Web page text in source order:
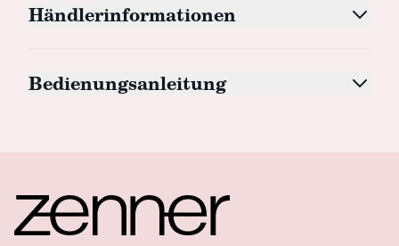
Händlerinformationen
Bedienungsanleitung